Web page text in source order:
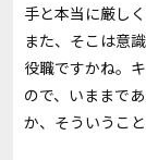
手と本当に厳し
また、そこは意
役職ですかね。
ので、いままで
か、そういうこ